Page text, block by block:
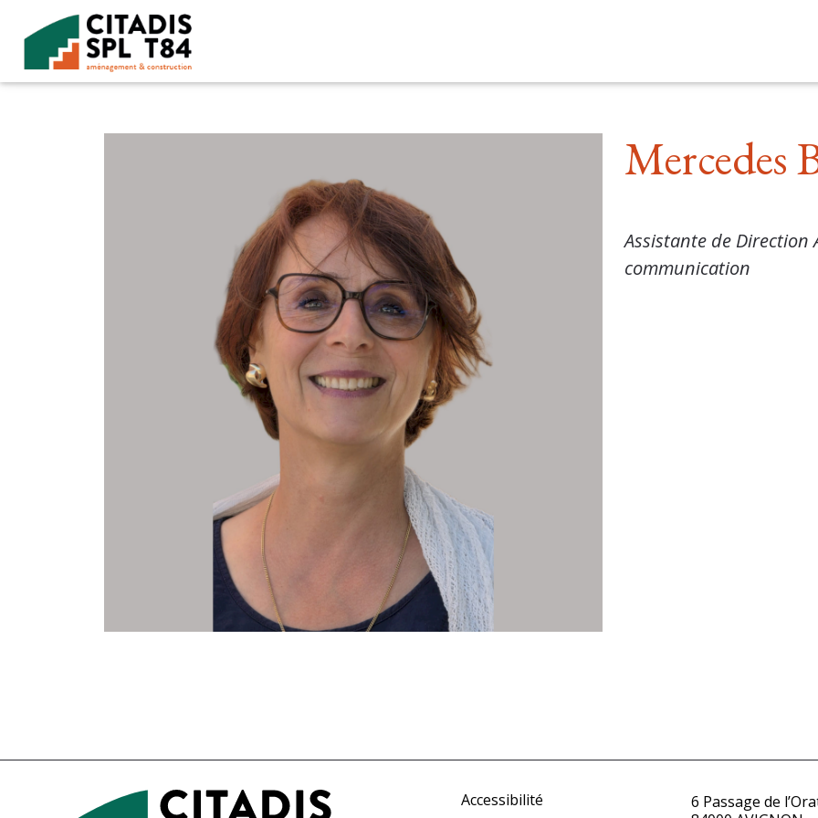
Accéder au contenu
Mercedes
Assistante de Direction
communication
Accessibilité
6 Passage de